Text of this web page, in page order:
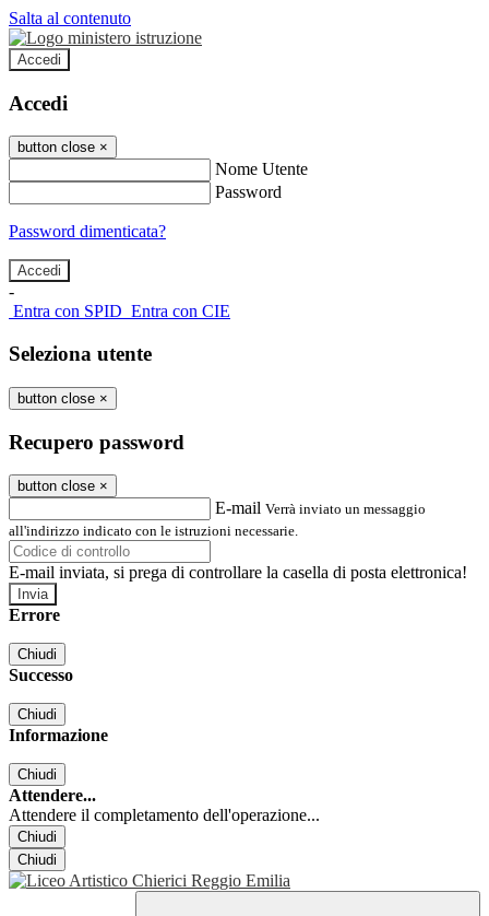
Salta al contenuto
Accedi
Accedi
button close ×
Nome Utente
Password
Password dimenticata?
-
Entra con SPID Entra con CIE
Seleziona utente
button close ×
Recupero password
button close ×
E-mail Verrà inviato un messaggio
all'indirizzo indicato con le istruzioni necessarie.
E-mail inviata, si prega di controllare la casella di posta elettronica!
Errore
Chiudi
Successo
Chiudi
Informazione
Chiudi
Attendere...
Attendere il completamento dell'operazione...
Chiudi
Chiudi